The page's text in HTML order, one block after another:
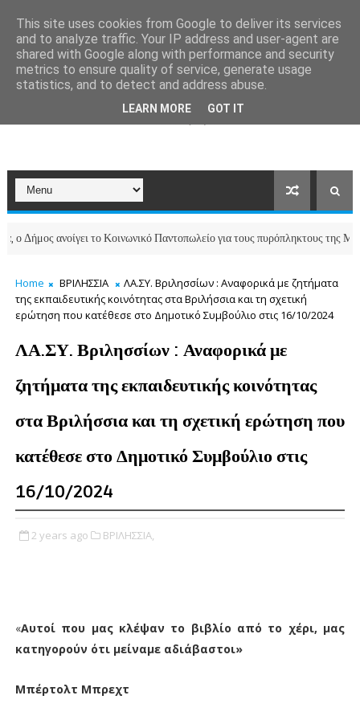
ανοίγει το Κοινωνικό Παντοπωλείο για τους πυρόπληκτους της Μάνδρας
Home ΒΡΙΛΗΣΣΙΑ
ΛΑ.ΣΥ. Βριλησσίων : Αναφορικά με ζητήματα
της εκπαιδευτικής κοινότητας στα Βριλήσσια και τη σχετική
ερώτηση που κατέθεσε στο Δημοτικό Συμβούλιο στις 16/10/2024
ΛΑ.ΣΥ. Βριλησσίων : Αναφορικά με
ζητήματα της εκπαιδευτικής κοινότητας
στα Βριλήσσια και τη σχετική ερώτηση που
κατέθεσε στο Δημοτικό Συμβούλιο στις
16/10/2024
2 years ago ΒΡΙΛΗΣΣΙΑ,
«Αυτοί που μας κλέψαν το βιβλίο από το χέρι, μας
κατηγορούν ότι μείναμε αδιάβαστοι»
Μπέρτολτ Μπρεχτ
This site uses cookies from Google to deliver its services
and to analyze traffic. Your IP address and user-agent are
shared with Google along with performance and security
metrics to ensure quality of service, generate usage
statistics, and to detect and address abuse.
LEARN MORE GOT IT